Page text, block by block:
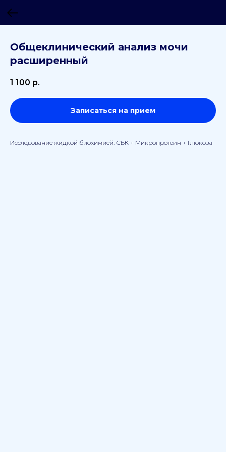
Общеклинический анализ мочи
расширенный
1 100 р.
Записаться на прием
Исследование жидкой биохимией: СБК + Микропротеин + Глюкоза